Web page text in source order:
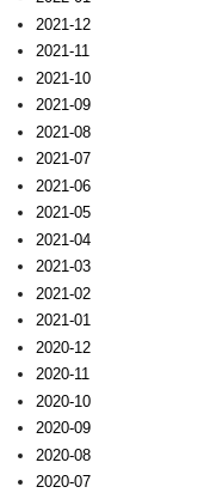
2021-12
2021-11
2021-10
2021-09
2021-08
2021-07
2021-06
2021-05
2021-04
2021-03
2021-02
2021-01
2020-12
2020-11
2020-10
2020-09
2020-08
2020-07